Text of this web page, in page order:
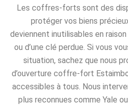
Les coffres-forts sont des
protéger vos biens
deviennent inutilisables en
ou d’une clé perdue. Si vous
situation, sachez que nous
d’ouverture coffre-fort
accessibles à tous. Nous
plus reconnues comme Yale